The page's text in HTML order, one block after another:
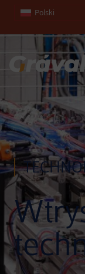
Polski
Main Navigation